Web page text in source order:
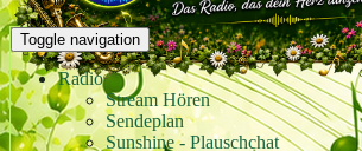
Toggle navigation
Radio
Stream Hören
Sendeplan
Sunshine - Plauschchat